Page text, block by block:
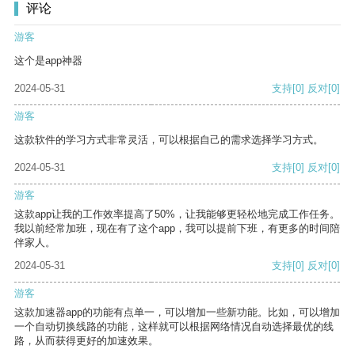
评论
游客
这个是app神器
2024-05-31 支持[0] 反对[0]
游客
这款软件的学习方式非常灵活，可以根据自己的需求选择学习方式。
2024-05-31 支持[0] 反对[0]
游客
这款app让我的工作效率提高了50%，让我能够更轻松地完成工作任务。
我以前经常加班，现在有了这个app，我可以提前下班，有更多的时间陪
伴家人。
2024-05-31
支持[0] 反对[0]
游客
这款加速器app的功能有点单一，可以增加一些新功能。比如，可以增加
一个自动切换线路的功能，这样就可以根据网络情况自动选择最优的线
路，从而获得更好的加速效果。